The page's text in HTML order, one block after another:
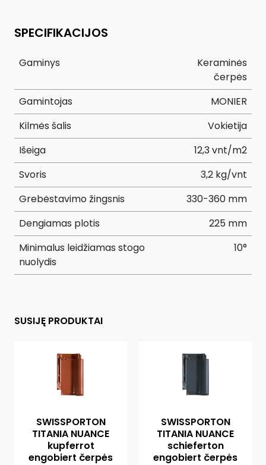
SPECIFIKACIJOS
Gaminys
Keraminės
čerpės
Gamintojas
MONIER
Kilmės šalis
Vokietija
Išeiga
12,3 vnt/m2
Svoris
3,2 kg/vnt
Grebėstavimo žingsnis
330-360 mm
Dengiamas plotis
225 mm
Minimalus leidžiamas stogo
nuolydis
10°
SUSIJĘ PRODUKTAI
SWISSPORTON
TITANIA NUANCE
kupferrot
engobiert čerpės
SWISSPORTON
TITANIA NUANCE
schieferton
engobiert čerpės